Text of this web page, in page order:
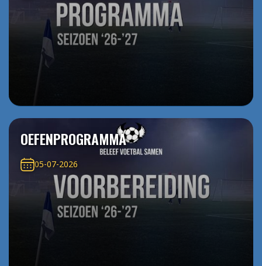
OEFENPROGRAMMA
05-07-2026